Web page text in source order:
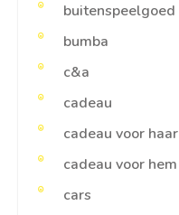
buitenspeelgoed
bumba
c&a
cadeau
cadeau voor haar
cadeau voor hem
cars